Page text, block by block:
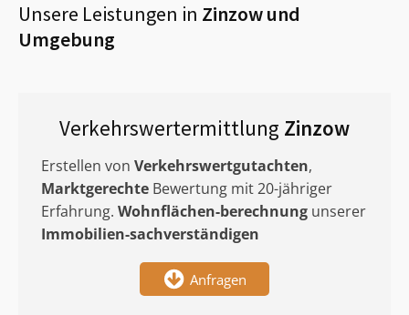
Unsere Leistungen in Zinzowund
Umgebung
Verkehrswertermittlung Zinzow
Erstellen von Verkehrswertgutachten,
Marktgerechte Bewertung mit 20-jähriger
Erfahrung. Wohnflächen-berechnung unserer
Immobilien-sachverständigen
Anfragen